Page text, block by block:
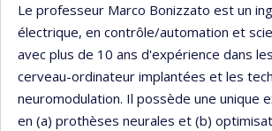
Le professeur Marco Bonizzato est un
électrique, en contrôle/automation et
avec plus de 10 ans d'expérience dans
cerveau-ordinateur implantées et les
neuromodulation. Il possède une unique
en (a) prothèses neurales et (b)